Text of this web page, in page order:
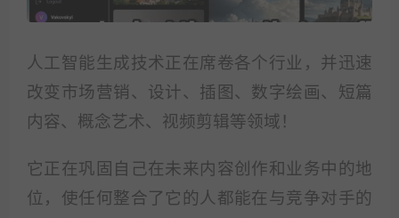
人工智能生成技术正在席卷各个行业，并迅速
改变市场营销、设计、插图、数字绘画、短篇
内容、概念艺术、视频剪辑等领域！
它正在巩固自己在未来内容创作和业务中的地
位，使任何整合了它的人都能在与竞争对手的